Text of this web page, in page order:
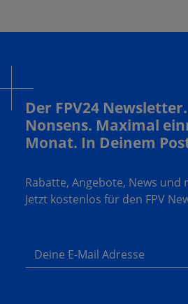
Der FPV24
Nonsens. Maximal
Monat. In Deinem
Rabatte, Angebote, News und
Jetzt kostenlos für den FPV
Deine E-Mail Adresse